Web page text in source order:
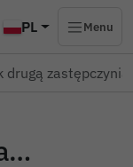
PL Menu
drugą